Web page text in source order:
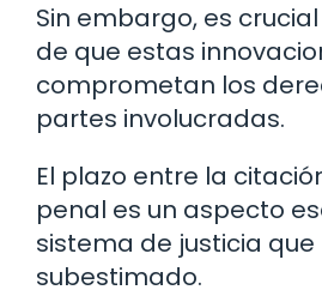
Sin embargo, es
de que estas
comprometan los
partes involucradas.
El plazo entre la
penal es un aspecto
sistema de justicia
subestimado.